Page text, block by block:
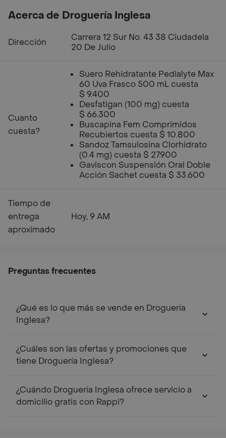
Acerca de Droguería Inglesa
Dirección
Carrera 12 Sur No. 43 38 Ciudadela
20 De Julio
Cuanto
cuesta?
Suero Rehidratante Pedialyte Max
60 Uva Frasco 500 mL cuesta
$ 9.400
Desfatigan (100 mg) cuesta
$ 66.300
Buscapina Fem Comprimidos
Recubiertos cuesta $ 10.800
Sandoz Tamsulosina Clorhidrato
(0.4 mg) cuesta $ 27.900
Gaviscon Suspensión Oral Doble
Acción Sachet cuesta $ 33.600
Tiempo de
entrega
aproximado
Hoy, 9 AM
Preguntas frecuentes
¿Qué es lo que más se vende en Droguería
Inglesa?
¿Cuáles son las ofertas y promociones que
tiene Droguería Inglesa?
¿Cuándo Droguería Inglesa ofrece servicio a
domicilio gratis con Rappi?